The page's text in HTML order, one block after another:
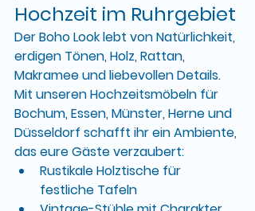
Hochzeit im Ruhrgebiet
Der Boho Look lebt von Natürlichkeit,
erdigen Tönen, Holz, Rattan,
Makramee und liebevollen Details.
Mit unseren Hochzeitsmöbeln für
Bochum, Essen, Münster, Herne und
Düsseldorf schafft ihr ein Ambiente,
das eure Gäste verzaubert:
Rustikale Holztische für
festliche Tafeln